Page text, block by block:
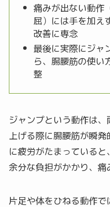
痛みが出ない動作
屈）には手を加え
改善に専念
最後に実際にジャ
ら、腸腰筋の使い
整
ジャンプという動作は
上げる際に腸腰筋が瞬
に疲労がたまっている
余分な負担がかかり、痛
片足や体をひねる動作